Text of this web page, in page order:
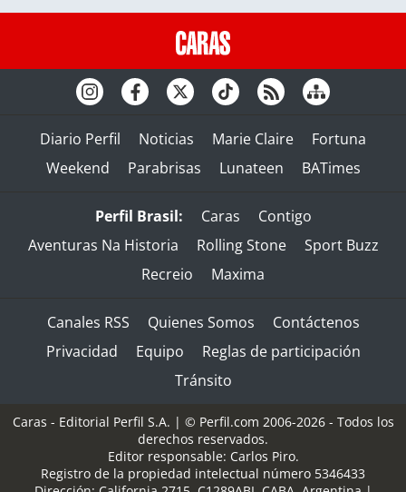
Diario Perfil Noticias Marie Claire
Fortuna
Weekend
Parabrisas Lunateen BATimes
Perfil Brasil: Caras
Contigo
Aventuras Na Historia
Rolling Stone
Sport Buzz
Recreio
Maxima
Canales RSS Quienes Somos
Contáctenos
Privacidad
Equipo
Reglas de participación
Tránsito
Caras - Editorial Perfil S.A. | © Perfil.com 2006-2026 - Todos los
derechos reservados.
Editor responsable: Carlos Piro.
Registro de la propiedad intelectual número 5346433